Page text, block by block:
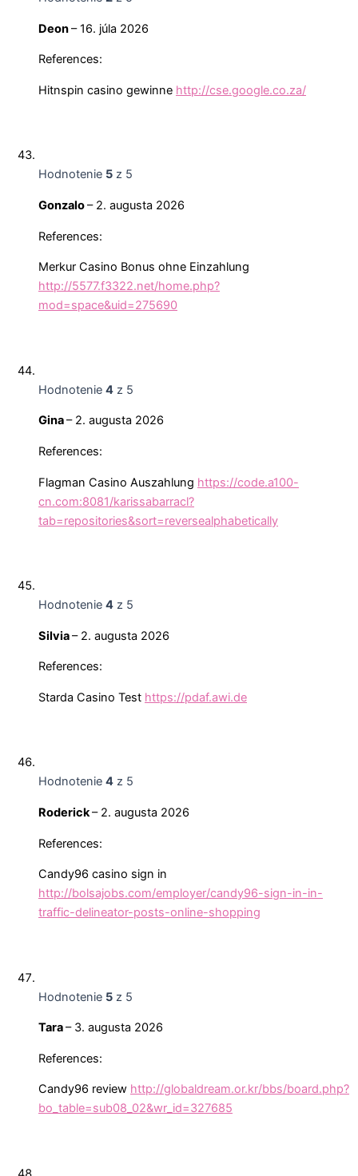
Deon– 16. júla 2026
References:
Hitnspin casino gewinne http://cse.google.co.za/
Hodnotenie 5 z 5
Gonzalo– 2. augusta 2026
References:
Merkur Casino Bonus ohne Einzahlung
http://5577.f3322.net/home.php?
mod=space&uid=275690
Hodnotenie 4 z 5
Gina– 2. augusta 2026
References:
Flagman Casino Auszahlung https://code.a100-
cn.com:8081/karissabarracl?
tab=repositories&sort=reversealphabetically
Hodnotenie 4 z 5
Silvia– 2. augusta 2026
References:
Starda Casino Test https://pdaf.awi.de
Hodnotenie 4 z 5
Roderick– 2. augusta 2026
References:
Candy96 casino sign in
http://bolsajobs.com/employer/candy96-sign-in-in-
traffic-delineator-posts-online-shopping
Hodnotenie 5 z 5
Tara– 3. augusta 2026
References:
Candy96 review http://globaldream.or.kr/bbs/board.php?
bo_table=sub08_02&wr_id=327685